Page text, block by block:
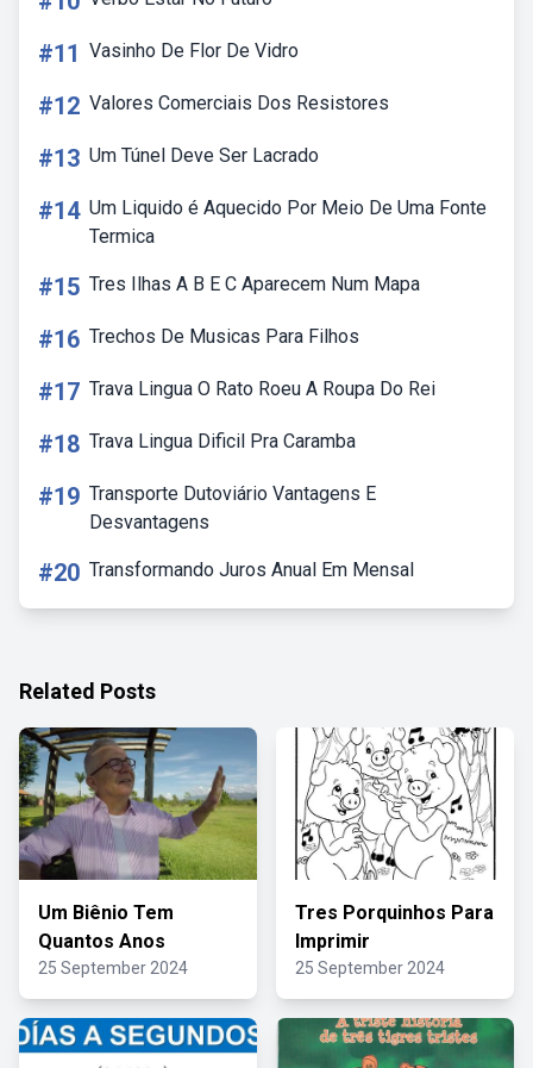
#11 Vasinho De Flor De Vidro
#12 Valores Comerciais Dos Resistores
#13 Um Túnel Deve Ser Lacrado
#14 Um Liquido é Aquecido Por Meio De Uma Fonte
Termica
#15 Tres Ilhas A B E C Aparecem Num Mapa
#16 Trechos De Musicas Para Filhos
#17 Trava Lingua O Rato Roeu A Roupa Do Rei
#18 Trava Lingua Dificil Pra Caramba
#19 Transporte Dutoviário Vantagens E
Desvantagens
#20 Transformando Juros Anual Em Mensal
Related Posts
Um Biênio Tem
Quantos Anos
25 September 2024
Tres Porquinhos Para
Imprimir
25 September 2024